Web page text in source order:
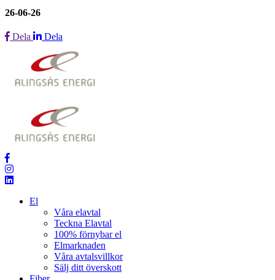
26-06-26
Dela Dela
El
Våra elavtal
Teckna Elavtal
100% förnybar el
Elmarknaden
Våra avtalsvillkor
Sälj ditt överskott